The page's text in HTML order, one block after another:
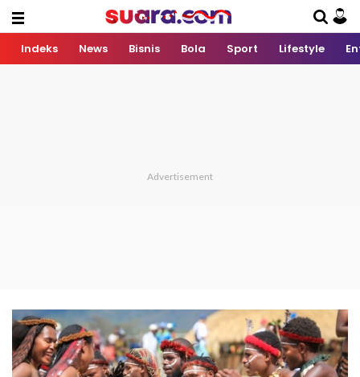
Indeks News Bisnis Bola Sport Lifestyle